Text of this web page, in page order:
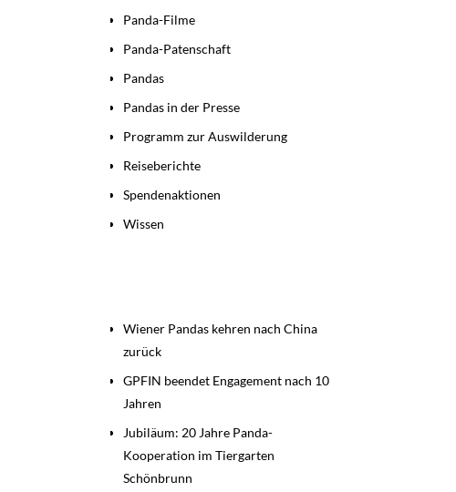
Panda-Filme
Panda-Patenschaft
Pandas
Pandas in der Presse
Programm zur Auswilderung
Reiseberichte
Spendenaktionen
Wissen
Wiener Pandas kehren nach China
zurück
GPFIN beendet Engagement nach 10
Jahren
Jubiläum: 20 Jahre Panda-
Kooperation im Tiergarten
Schönbrunn